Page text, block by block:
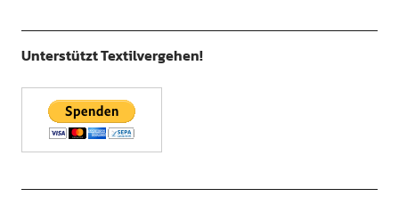
Unterstützt Textilvergehen!